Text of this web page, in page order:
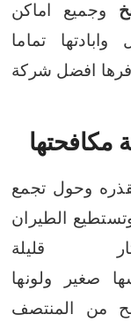
وجميع اماكن
تماما
افضل شركة
مكافحتها
وحول تجمع
الطيران
قليلة
صغير ولونها
من المنتصف